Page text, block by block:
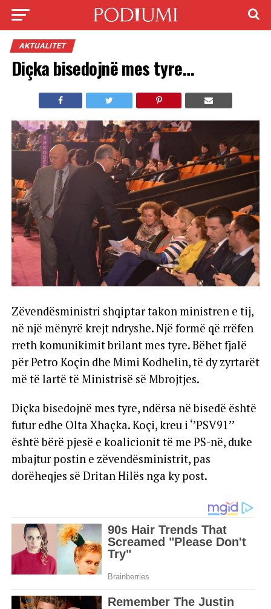
AKTUALITET
Diçka bisedojnë mes tyre…
Zëvendësministri shqiptar takon ministren e tij,
në një mënyrë krejt ndryshe. Një formë që rrëfen
rreth komunikimit brilant mes tyre. Bëhet fjalë
për Petro Koçin dhe Mimi Kodhelin, të dy zyrtarët
më të lartë të Ministrisë së Mbrojtjes.
Diçka bisedojnë mes tyre, ndërsa në bisedë është
futur edhe Olta Xhaçka. Koçi, kreu i ‘’PSV91’’
është bërë pjesë e koalicionit të me PS-në, duke
mbajtur postin e zëvendësministrit, pas
dorëheqjes së Dritan Hilës nga ky post.